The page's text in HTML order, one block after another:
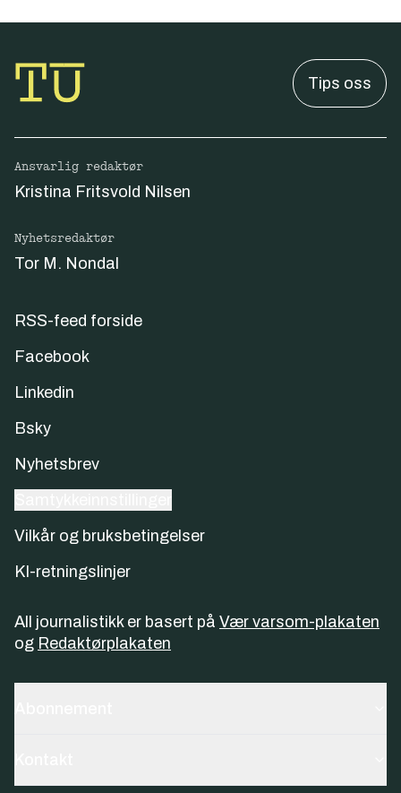
Tips oss
Ansvarlig redaktør
Kristina Fritsvold Nilsen
Nyhetsredaktør
Tor M. Nondal
RSS-feed forside
Facebook
Linkedin
Bsky
Nyhetsbrev
Vilkår og bruksbetingelser
KI-retningslinjer
All journalistikk er basert på Vær varsom-plakaten
og Redaktørplakaten